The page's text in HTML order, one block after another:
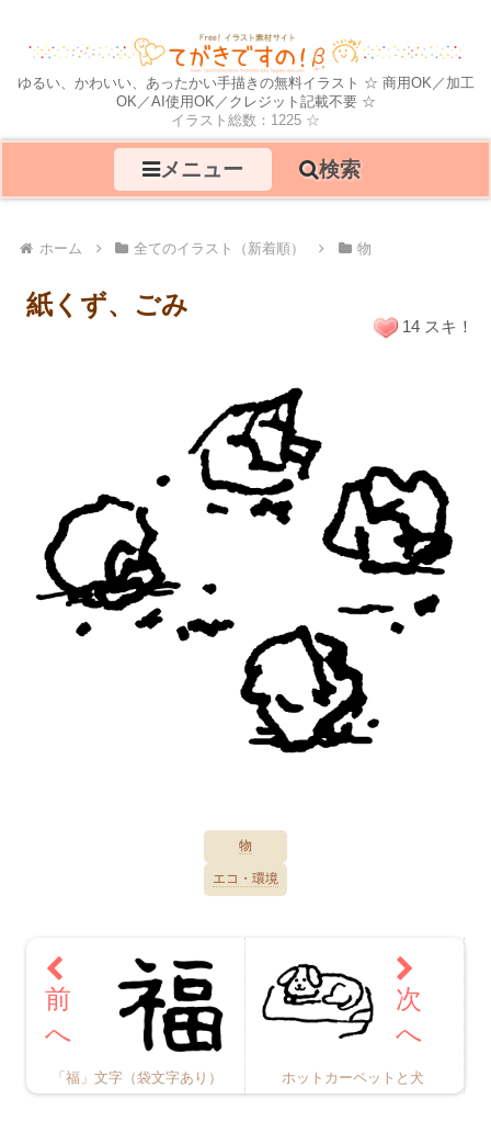
ゆるい、かわいい、あったかい手描きの無料イラスト ☆ 商用OK／加工
OK／AI使用OK／クレジット記載不要 ☆
イラスト総数：1225 ☆
メニュー 検索
ホーム 全てのイラスト（新着順） 物
紙くず、ごみ
物
エコ・環境
14 スキ！
「福」文字（袋文字あり） ホットカーペットと犬